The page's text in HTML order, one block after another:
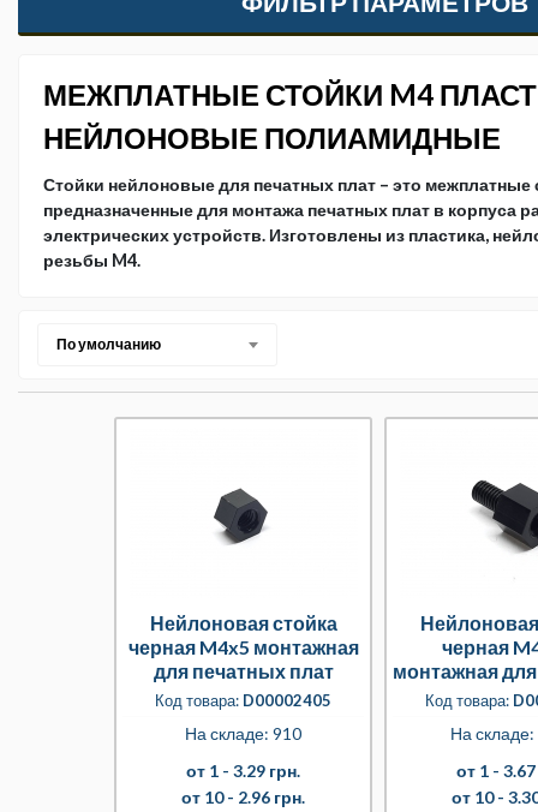
МЕЖПЛАТНЫЕ СТОЙКИ M4
НЕЙЛОНОВЫЕ ПОЛИАМИДНЫЕ
Стойки нейлоновые для печатных плат – это межплатные
предназначенные для монтажа печатных плат в корпуса
электрических устройств. Изготовлены из пластика,
резьбы M4.
По умолчанию
Нейлоновая стойка
черная M4x5 монтажная
для печатных плат
Код товара: D00002405
На складе: 910
от 1 - 3.29 грн.
от 10 - 2.96 грн.
черная
монтажная
плат
Код товара:
На
от 1 -
от 10 -